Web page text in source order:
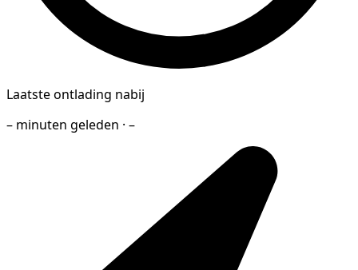
Laatste ontlading nabij
– minuten geleden · –